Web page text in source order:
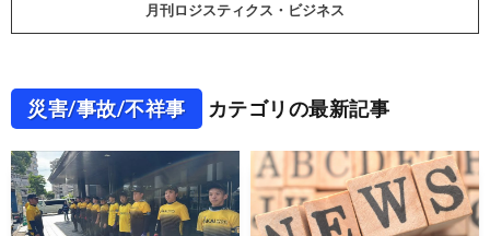
月刊ロジスティクス・ビジネス
災害/事故/不祥事 カテゴリの最新記事